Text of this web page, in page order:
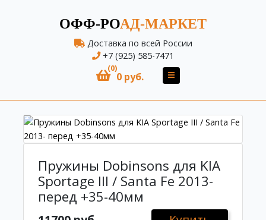
ОФФ-РОАД-МАРКЕТ
Доставка по всей России
+7 (925) 585-7471
(0)
0 руб.
Пружины Dobinsons для KIA
Sportage III / Santa Fe 2013-
перед +35-40мм